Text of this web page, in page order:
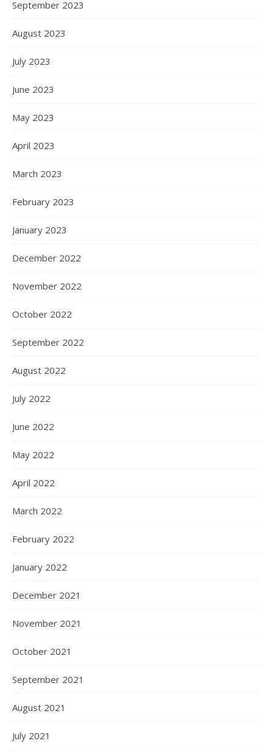
September 2023
August 2023
July 2023
June 2023
May 2023
April 2023
March 2023
February 2023
January 2023
December 2022
November 2022
October 2022
September 2022
August 2022
July 2022
June 2022
May 2022
April 2022
March 2022
February 2022
January 2022
December 2021
November 2021
October 2021
September 2021
August 2021
July 2021